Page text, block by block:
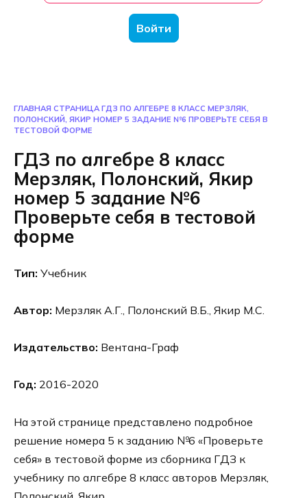
Войти
ГЛАВНАЯ СТРАНИЦА ГДЗ ПО АЛГЕБРЕ 8 КЛАСС МЕРЗЛЯК,
ПОЛОНСКИЙ, ЯКИР НОМЕР 5 ЗАДАНИЕ №6 ПРОВЕРЬТЕ СЕБЯ В
ТЕСТОВОЙ ФОРМЕ
ГДЗ по алгебре 8 класс
Мерзляк, Полонский, Якир
номер 5 задание №6
Проверьте себя в тестовой
форме
Тип: Учебник
Автор: Мерзляк А.Г., Полонский В.Б., Якир М.С.
Издательство: Вентана-Граф
Год: 2016-2020
На этой странице представлено подробное
решение номера 5 к заданию №6 «Проверьте
себя» в тестовой форме из сборника ГДЗ к
учебнику по алгебре 8 класс авторов Мерзляк,